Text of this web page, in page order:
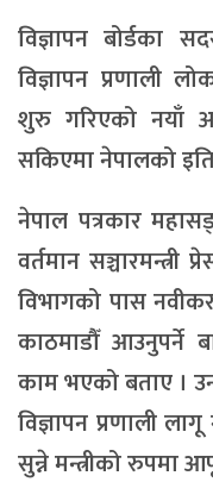
विज्ञापन बोर्डका
विज्ञापन प्रणाली
शुरु गरिएको नयाँ
सकिएमा नेपालको
नेपाल पत्रकार
वर्तमान
विभागको पास
काठमाडौँ आउनुपर्ने
काम भएको बताए ।
विज्ञापन प्रणाली
सुन्ने मन्त्रीको रुपमा